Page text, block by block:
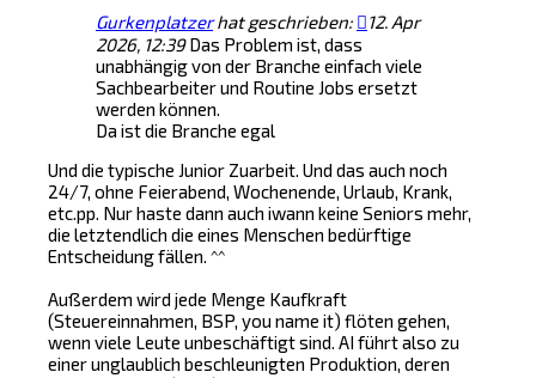
Gurkenplatzerhat geschrieben:
12. Apr
2026, 12:39Das Problem ist, dass
unabhängig von der Branche einfach viele
Sachbearbeiter und Routine Jobs ersetzt
werden können.
Da ist die Branche egal
Und die typische Junior Zuarbeit. Und das auch noch
24/7, ohne Feierabend, Wochenende, Urlaub, Krank,
etc.pp. Nur haste dann auch iwann keine Seniors mehr,
die letztendlich die eines Menschen bedürftige
Entscheidung fällen. ^^
Außerdem wird jede Menge Kaufkraft
(Steuereinnahmen, BSP, you name it) flöten gehen,
wenn viele Leute unbeschäftigt sind. AI führt also zu
einer unglaublich beschleunigten Produktion, deren